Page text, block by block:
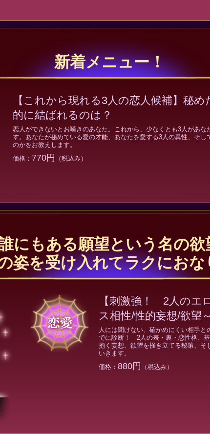
新着メニュー！
【これから現れる3人の恋人候補】秘
的に結ばれるのは？
恋人ができないとお嘆きのあなた。これから、少なくとも3人があな
す。あなたが秘めている愛の才能、あなたを愛する3人の異性、そし
のかをお教えします。
価格： 770円 （税込み）
にもある願望という名の欲
姿を受け入れてラクにおな
【刺激強！ 2人のエ
ス相性/性的妄想/欲望
人には聞けない、確かめにくい相手と
でに診断！ 2人の表・裏・恋性格、
抱く妄想、欲望を掻き立てる秘策、そ
いきます。
価格： 880円 （税込み）